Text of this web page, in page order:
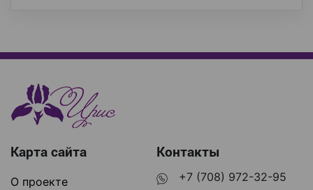
Карта сайта
О проекте
Контакты
+7 (708) 972-32-95